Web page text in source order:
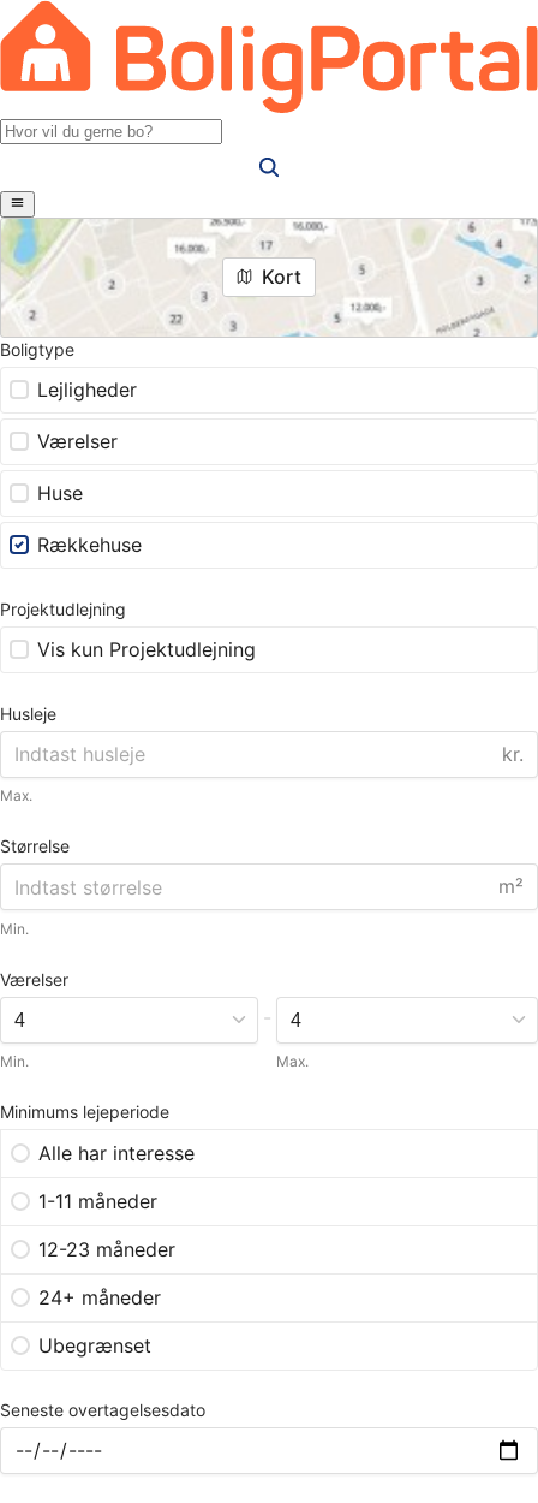
Kort
Boligtype
Lejligheder
Værelser
Huse
Rækkehuse
Projektudlejning
Vis kun Projektudlejning
Husleje
kr.
Max.
Størrelse
m²
Min.
Værelser
Min.
-
Max.
Minimums lejeperiode
Alle har interesse
1-11 måneder
12-23 måneder
24+ måneder
Ubegrænset
Seneste overtagelsesdato